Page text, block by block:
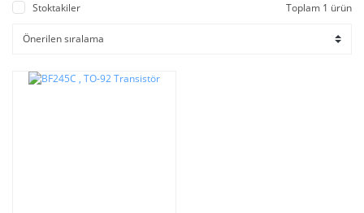
Stoktakiler Toplam 1 ürün